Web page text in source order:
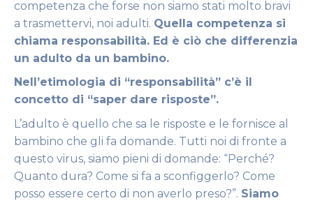
competenza che forse non siamo stati molto bravi
a trasmettervi, noi adulti. Quella competenza si
chiama responsabilità. Ed è ciò che differenzia
un adulto da un bambino.
Nell’etimologia di “responsabilità” c’è il
concetto di “saper dare risposte”.
L’adulto è quello che sa le risposte e le fornisce al
bambino che gli fa domande. Tutti noi di fronte a
questo virus, siamo pieni di domande: “Perché?
Quanto dura? Come si fa a sconfiggerlo? Come
posso essere certo di non averlo preso?”. Siamo